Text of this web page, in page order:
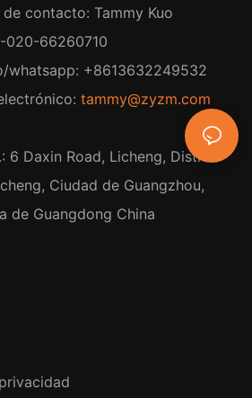
de contacto: Tammy Kuo
020-66260710
whatsapp: +8613632249532
tammy@zyzm.com
6 Daxin Road, Licheng, Distrito
Ciudad de Guangzhou,
de Guangdong China